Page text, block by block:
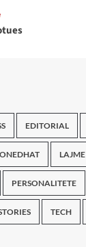
EDITORIAL
LAJME
PERSONALITETE
TECH